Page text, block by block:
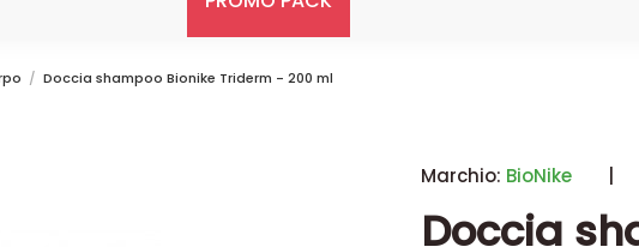
Doccia shampoo Bionike Triderm - 200 ml
Marchio: BioNike |
Doccia